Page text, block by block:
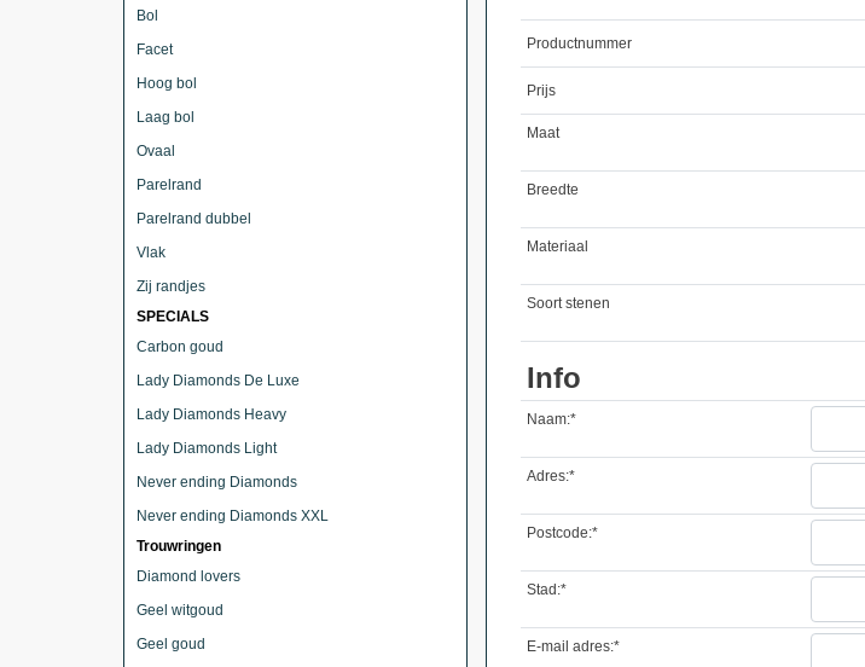
Productnummer
Prijs
Maat
Breedte
Materiaal
Soort stenen
Info
Naam:*
Adres:*
Postcode:*
Stad:*
E-mail adres:*
Bol
Facet
Hoog bol
Laag bol
Ovaal
Parelrand
Parelrand dubbel
Vlak
Zij randjes
SPECIALS
Carbon goud
Lady Diamonds De Luxe
Lady Diamonds Heavy
Lady Diamonds Light
Never ending Diamonds
Never ending Diamonds XXL
Trouwringen
Diamond lovers
Geel witgoud
Geel goud